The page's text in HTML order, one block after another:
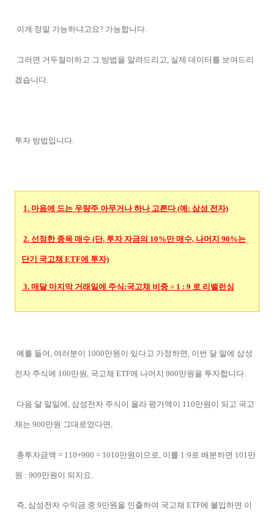
이게 정말 가능하냐고요? 가능합니다.
그러면 거두절미하고 그 방법을 알려드리고, 실제 데이터를 보여드리
겠습니다.
투자 방법입니다.
1. 마음에 드는 우량주 아무거나 하나 고른다 (예: 삼성 전자)
2. 선정한 종목 매수 (단, 투자 자금의 10%만 매수, 나머지 90%는
단기 국고채 ETF에 투자)
3. 매달 마지막 거래일에 주식:국고채 비중 = 1 : 9 로 리밸런싱
예를 들어, 여러분이 1000만원이 있다고 가정하면, 이번 달 말에 삼성
전자 주식에 100만원, 국고채 ETF에 나머지 900만원을 투자합니다.
다음 달 말일에, 삼성전자 주식이 올라 평가액이 110만원이 되고 국고
채는 900만원 그대로였다면,
총투자금액 = 110+900 = 1010만원이므로, 이를 1:9로 배분하면 101만
원 : 909만원이 되지요.
즉, 삼성전자 수익금 중 9만원을 인출하여 국고채 ETF에 불입하면 이